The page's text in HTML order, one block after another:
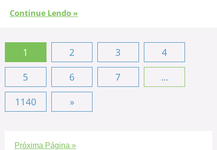
Continue Lendo »
1 2 3
4
5
6 7
...
1140
»
Próxima Página »